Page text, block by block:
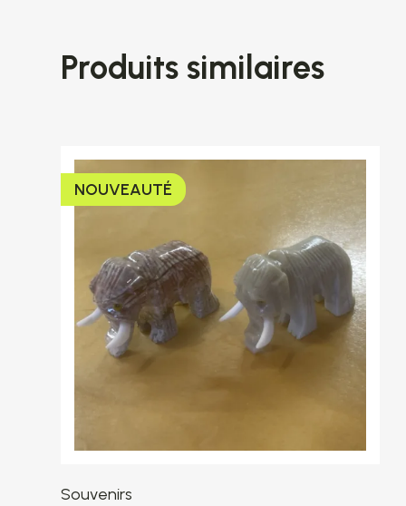
Produits similaires
NOUVEAUTÉ
Souvenirs